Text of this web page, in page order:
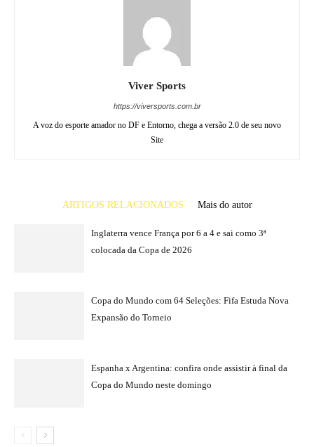
Viver Sports
https://viversports.com.br
A voz do esporte amador no DF e Entorno, chega a versão 2.0 de seu novo
Site
ARTIGOS RELACIONADOS Mais do autor
Inglaterra vence França por 6 a 4 e sai como 3ª
colocada da Copa de 2026
Copa do Mundo com 64 Seleções: Fifa Estuda Nova
Expansão do Torneio
Espanha x Argentina: confira onde assistir à final da
Copa do Mundo neste domingo